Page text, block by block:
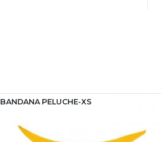
BANDANA PELUCHE-XS